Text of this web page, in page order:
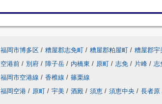
福岡市博多区 / 糟屋郡志免町 / 糟屋郡粕屋町 / 糟屋郡宇
空港前 / 別府 / 障子岳 / 内橋東 / 原町 / 志免 / 片峰 / 志
福岡市空港線 / 香椎線 / 篠栗線
福岡空港 / 原町 / 宇美 / 酒殿 / 須恵 / 須恵中央 / 長者原